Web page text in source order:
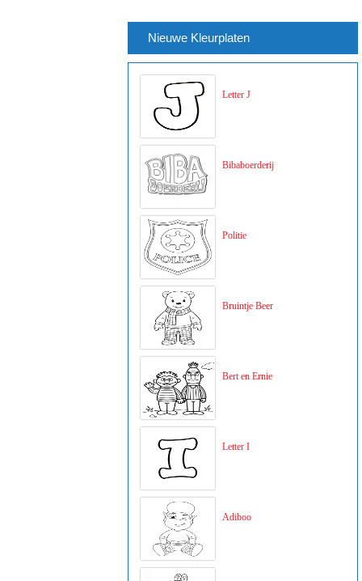
Nieuwe Kleurplaten
Letter J
Bibaboerderij
Politie
Bruintje Beer
Bert en Ernie
Letter I
Adiboo